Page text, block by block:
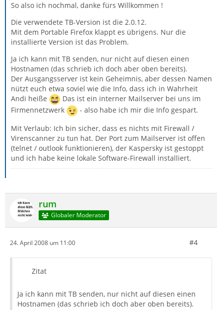
So also ich nochmal, danke fürs Willkommen !
Die verwendete TB-Version ist die 2.0.12.
Mit dem Portable Firefox klappt es übrigens. Nur die
installierte Version ist das Problem.
Ja ich kann mit TB senden, nur nicht auf diesen einen
Hostnamen (das schrieb ich doch aber oben bereits).
Der Ausgangsserver ist kein Geheimnis, aber dessen Namen
nützt euch etwa soviel wie die Info, dass ich in Wahrheit
Andi heiße
Das ist ein interner Mailserver bei uns im
Firmennetzwerk
- also habe ich mir die Info gespart.
Mit Verlaub: Ich bin sicher, dass es nichts mit Firewall /
Virenscanner zu tun hat. Der Port zum Mailserver ist offen
(telnet / outlook funktionieren), der Kaspersky ist gestoppt
und ich habe keine lokale Software-Firewall installiert.
rum
Globaler Moderator
24. April 2008 um 11:00 #4
Zitat
Ja ich kann mit TB senden, nur nicht auf diesen einen
Hostnamen (das schrieb ich doch aber oben bereits).